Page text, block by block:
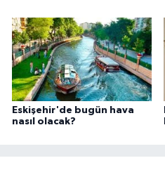
Eskişehir'de bugün hava
nasıl olacak?